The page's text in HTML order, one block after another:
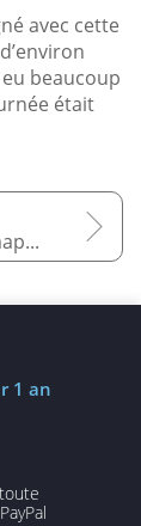
avec cette
beaucoup
était
Le mind mapping pour les étudiants
1 an